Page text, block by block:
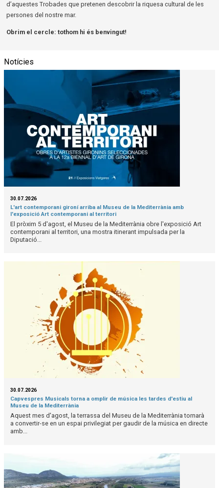
d’aquestes Trobades que pretenen descobrir la riquesa cultural de les
persones del nostre mar.
Obrim el cercle: tothom hi és benvingut!
Notícies
30.07.2026
L'art contemporani gironí arriba al Museu de la Mediterrània amb
l'exposició Art contemporani al territori
El pròxim 5 d'agost, el Museu de la Mediterrània obre l'exposició Art
contemporani al territori, una mostra itinerant impulsada per la
Diputació...
30.07.2026
Capvespres Musicals torna a omplir de música les tardes d'estiu al
Museu de la Mediterrània
Aquest mes d'agost, la terrassa del Museu de la Mediterrània tornarà
a convertir-se en un espai privilegiat per gaudir de la música en directe
amb...